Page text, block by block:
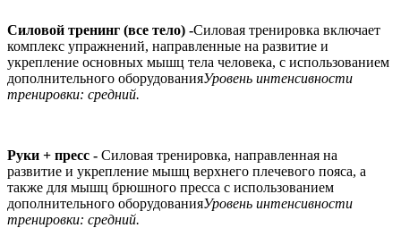
Силовой тренинг (все тело) -Силовая тренировка включает
комплекс упражнений, направленные на развитие и
укрепление основных мышц тела человека, с использованием
дополнительного оборудованияУровень интенсивности
тренировки: средний.
Руки + пресс - Силовая тренировка, направленная на
развитие и укрепление мышц верхнего плечевого пояса, а
также для мышц брюшного пресса с использованием
дополнительного оборудованияУровень интенсивности
тренировки: средний.